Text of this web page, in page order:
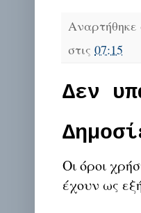
Αναρτήθηκε
στις 07:15
Δεν
Οι όροι
έχουν ως